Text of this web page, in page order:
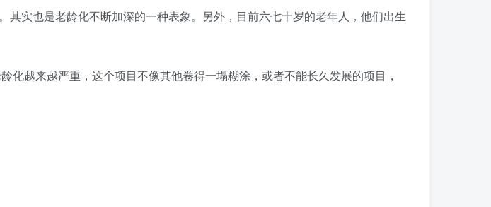
实也是老龄化不断加深的一种表象。另外，目前六七十岁的老年人，他们出生
越来越严重，这个项目不像其他卷得一塌糊涂，或者不能长久发展的项目，